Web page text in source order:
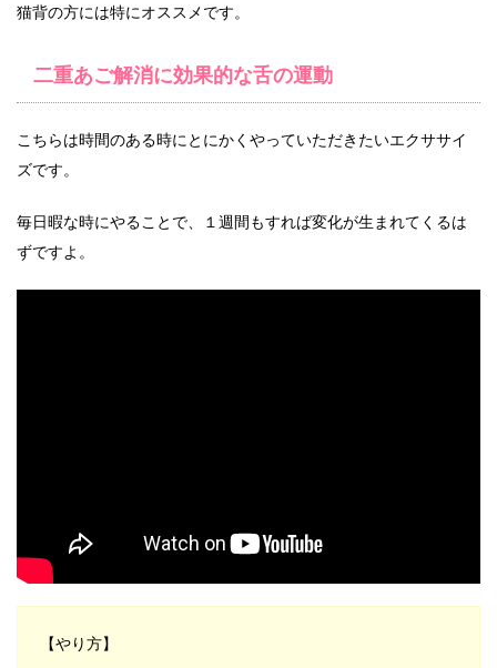
猫背の方には特にオススメです。
二重あご解消に効果的な舌の運動
こちらは時間のある時にとにかくやっていただきたいエクササイ
ズです。
毎日暇な時にやることで、１週間もすれば変化が生まれてくるは
ずですよ。
【やり方】